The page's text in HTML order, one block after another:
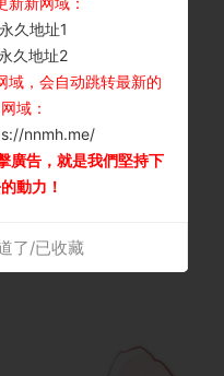
久地址1
久地址2
，会自动跳转最新的
网域：
nnmh.me/
廣告，就是我們堅持下
動力！
了/已收藏